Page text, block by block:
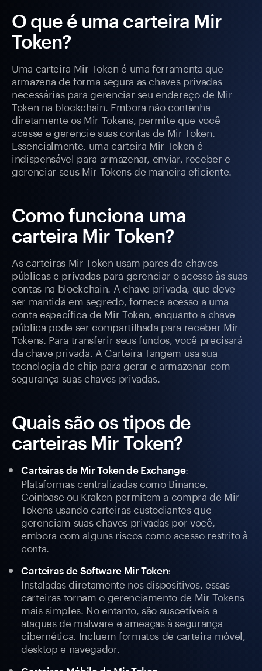
O que é uma carteira Mir
Token?
Uma carteira Mir Token é uma ferramenta que
armazena de forma segura as chaves privadas
necessárias para gerenciar seu endereço de Mir
Token na blockchain. Embora não contenha
diretamente os Mir Tokens, permite que você
acesse e gerencie suas contas de Mir Token.
Essencialmente, uma carteira Mir Token é
indispensável para armazenar, enviar, receber e
gerenciar seus Mir Tokens de maneira eficiente.
Como funciona uma
carteira Mir Token?
As carteiras Mir Token usam pares de chaves
públicas e privadas para gerenciar o acesso às suas
contas na blockchain. A chave privada, que deve
ser mantida em segredo, fornece acesso a uma
conta específica de Mir Token, enquanto a chave
pública pode ser compartilhada para receber Mir
Tokens. Para transferir seus fundos, você precisará
da chave privada. A Carteira Tangem usa sua
tecnologia de chip para gerar e armazenar com
segurança suas chaves privadas.
Quais são os tipos de
carteiras Mir Token?
Carteiras de Mir Token de Exchange:
Plataformas centralizadas como Binance,
Coinbase ou Kraken permitem a compra de Mir
Tokens usando carteiras custodiantes que
gerenciam suas chaves privadas por você,
embora com alguns riscos como acesso restrito à
conta.
Carteiras de Software Mir Token:
Instaladas diretamente nos dispositivos, essas
carteiras tornam o gerenciamento de Mir Tokens
mais simples. No entanto, são suscetíveis a
ataques de malware e ameaças à segurança
cibernética. Incluem formatos de carteira móvel,
desktop e navegador.